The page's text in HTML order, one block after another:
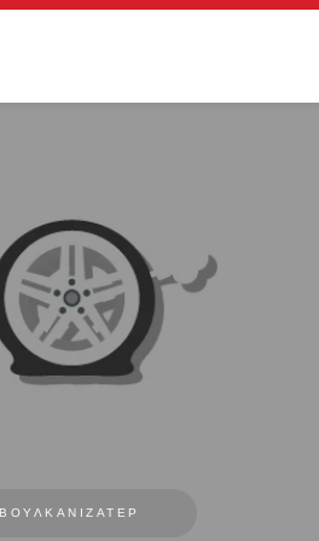
ΒΟΥΛΚΑΝΙΖΑΤΈΡ